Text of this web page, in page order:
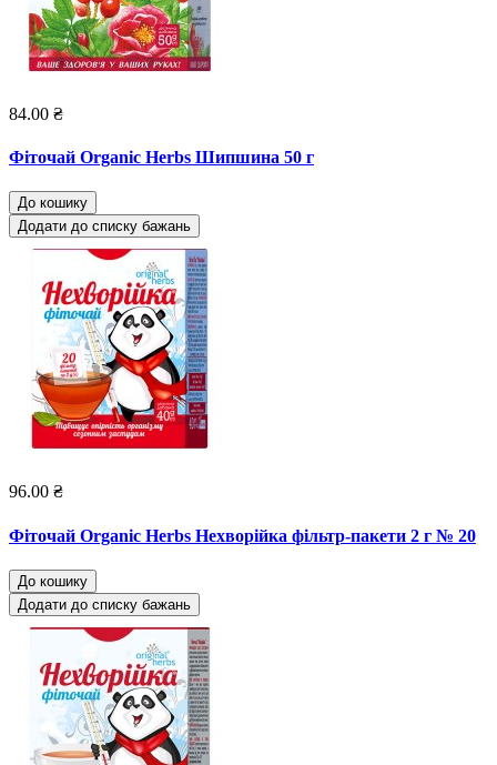
84.00 ₴
Фіточай Organic Herbs Шипшина 50 г
До кошику
Додати до списку бажань
96.00 ₴
Фіточай Organic Herbs Нехворійка фільтр-пакети 2 г № 20
До кошику
Додати до списку бажань